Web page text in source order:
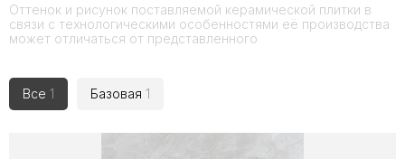
Оттенок и рисунок поставляемой керамической плитки в
связи с технологическими особенностями её производства
может отличаться от представленного
Все 1 Базовая 1